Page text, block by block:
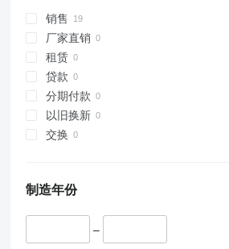
销售
厂家直销
租赁
贷款
分期付款
以旧换新
交换
制造年份
–